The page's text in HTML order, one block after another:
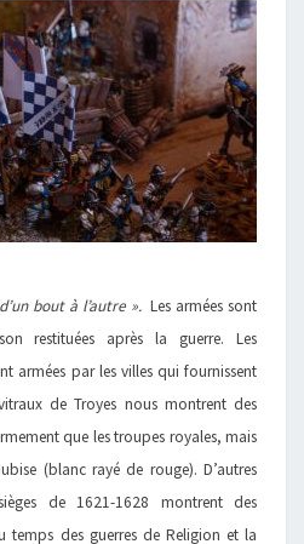
bout à l’autre ».Les armées sont
restituées après la guerre. Les
armées par les villes qui fournissent
de Troyes nous montrent des
que les troupes royales, mais
(blanc rayé de rouge). D’autres
de 1621-1628 montrent des
temps des guerres de Religion et la